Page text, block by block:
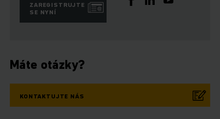
ZAREGISTRUJTE
SE NYNÍ
Máte otázky?
KONTAKTUJTE NÁS